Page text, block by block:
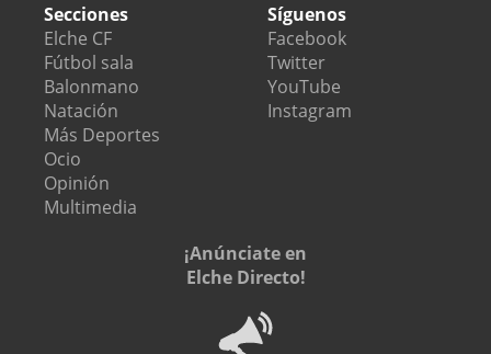
Secciones
Elche CF
Fútbol sala
Balonmano
Natación
Más Deportes
Ocio
Opinión
Multimedia
Síguenos
Facebook
Twitter
YouTube
Instagram
¡Anúnciate en
Elche Directo!